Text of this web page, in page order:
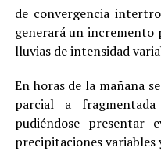
de convergencia
generará un incremento
lluvias de intensidad
En horas de la mañana
parcial a
pudiéndose presentar
precipitaciones variables